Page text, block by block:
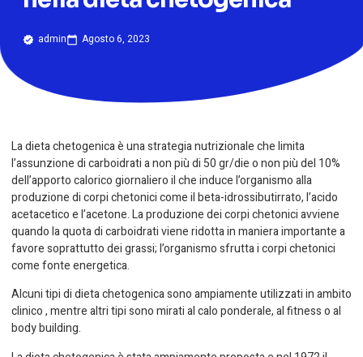
admin Agosto 6, 2023
La dieta chetogenica è una strategia nutrizionale che limita
l’assunzione di carboidrati a non più di 50 gr/die o non più del 10%
dell’apporto calorico giornaliero il che induce l’organismo alla
produzione di corpi chetonici come il beta-idrossibutirrato, l’acido
acetacetico e l’acetone. La produzione dei corpi chetonici avviene
quando la quota di carboidrati viene ridotta in maniera importante a
favore soprattutto dei grassi; l’organismo sfrutta i corpi chetonici
come fonte energetica.
Alcuni tipi di dieta chetogenica sono ampiamente utilizzati in ambito
clinico , mentre altri tipi sono mirati al calo ponderale, al fitness o al
body building.